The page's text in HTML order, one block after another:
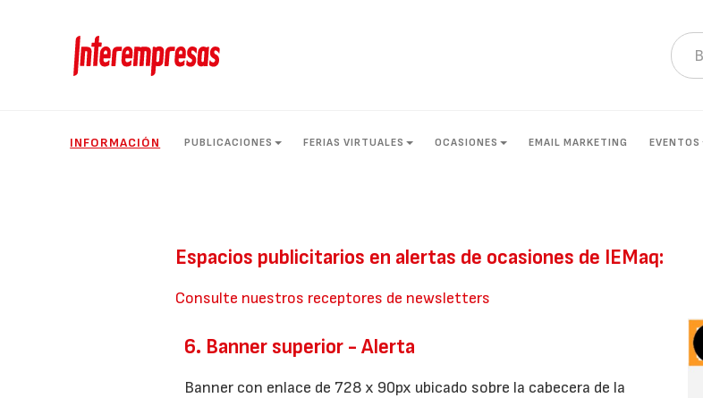
INFORMACIÓN PUBLICACIONES FERIAS VIRTUALES OCASIONES EMAIL MARKETING EVENTOS
Espacios publicitarios en alertas de ocasiones de IEMaq:
Consulte nuestros receptores de newsletters
6. Banner superior - Alerta
Banner con enlace de 728 x 90px ubicado sobre la cabecera de la